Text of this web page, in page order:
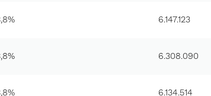
6.147.123
6.308.090
6.134.514